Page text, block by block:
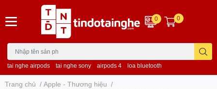
tai nghe airpods tai nghe sony airpods 4 loa bluetooth
0 0
Trang chủ / Apple - Thương hiệu /